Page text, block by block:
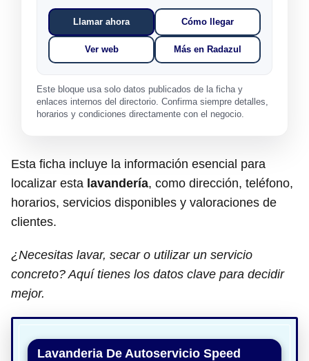
Llamar ahora Cómo llegar
Ver web Más en Radazul
Este bloque usa solo datos publicados de la ficha y
enlaces internos del directorio. Confirma siempre detalles,
horarios y condiciones directamente con el negocio.
Esta ficha incluye la información esencial para
localizar esta lavandería, como dirección, teléfono,
horarios, servicios disponibles y valoraciones de
clientes.
¿Necesitas lavar, secar o utilizar un servicio
concreto? Aquí tienes los datos clave para decidir
mejor.
Lavanderia De Autoservicio Speed